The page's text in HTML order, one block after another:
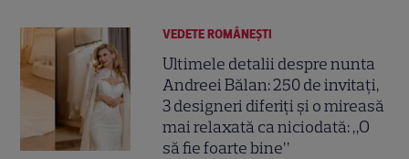
VEDETE ROMÂNEŞTI
Ultimele detalii despre nunta
Andreei Bălan: 250 de invitați,
3 designeri diferiți și o mireasă
mai relaxată ca niciodată: „O
să fie foarte bine”